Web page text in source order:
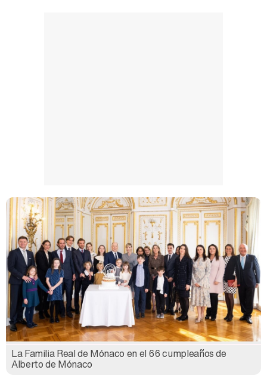
La Familia Real de Mónaco en el 66 cumpleaños de
Alberto de Mónaco